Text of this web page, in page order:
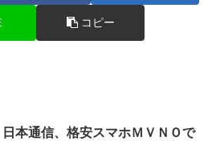
コピー
日本通信、格安スマホＭＶＮＯで